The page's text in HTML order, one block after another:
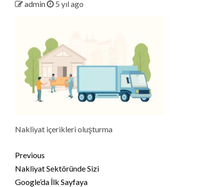
admin 5 yıl ago
Nakliyat içerikleri oluşturma
Continue
Reading
Previous
Nakliyat Sektöründe Sizi
Google’da İlk Sayfaya